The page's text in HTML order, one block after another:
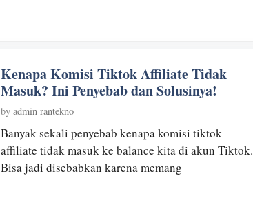
Kenapa Komisi Tiktok Affiliate Tidak
Masuk? Ini Penyebab dan Solusinya!
by admin rantekno
Banyak sekali penyebab kenapa komisi tiktok
affiliate tidak masuk ke balance kita di akun Tiktok.
Bisa jadi disebabkan karena memang